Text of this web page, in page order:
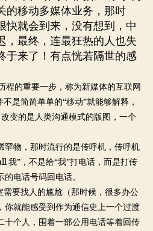
进
化
论
的移动多媒体业务，那时
快就会到来，没有想到，中
，最终，连最狂热的人也失
于来了！有点恍若隔世的感
程的重要一步，称为新媒体的互联网
是简简单单的“移动”就能够解释，
变的是人类沟通模式的版图，一个
物，那时流行的是传呼机，传呼机
我”，不是给“我”打电话，而是打传
电话号码回电话。
要找人的尴尬（那时候，很多办公
你就能感受到作为通信史上一个过渡
十个人，围着一部公用电话等着回传